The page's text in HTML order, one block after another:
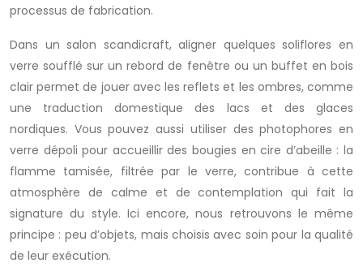
processus de fabrication.
Dans un salon scandicraft, aligner quelques soliflores en
verre soufflé sur un rebord de fenêtre ou un buffet en bois
clair permet de jouer avec les reflets et les ombres, comme
une traduction domestique des lacs et des glaces
nordiques. Vous pouvez aussi utiliser des photophores en
verre dépoli pour accueillir des bougies en cire d’abeille : la
flamme tamisée, filtrée par le verre, contribue à cette
atmosphère de calme et de contemplation qui fait la
signature du style. Ici encore, nous retrouvons le même
principe : peu d’objets, mais choisis avec soin pour la qualité
de leur exécution.